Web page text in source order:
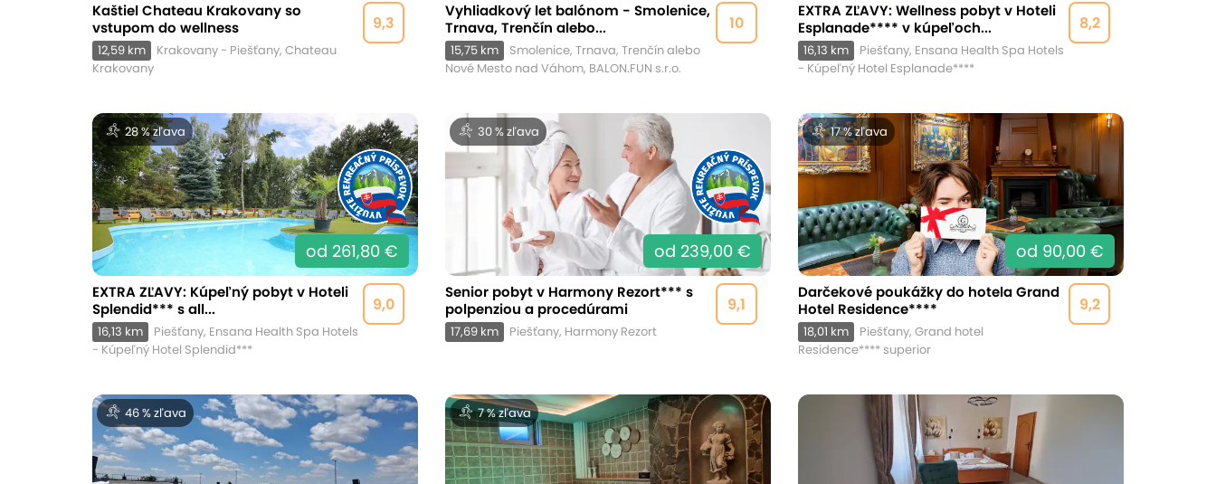
9,3
Kaštiel Chateau Krakovany so
vstupom do wellness
12,59 km
Krakovany - Piešťany, Chateau
Krakovany
10
Vyhliadkový let balónom - Smolenice,
Trnava, Trenčín alebo...
15,75 km
Smolenice, Trnava, Trenčín alebo
Nové Mesto nad Váhom, BALON.FUN s.r.o.
8,2
EXTRA ZĽAVY: Wellness pobyt v Hoteli
Esplanade**** v kúpeľoch...
16,13 km
Piešťany, Ensana Health Spa Hotels
- Kúpeľný Hotel Esplanade****
28 % zľava
od 261,80 €
9,0
EXTRA ZĽAVY: Kúpeľný pobyt v Hoteli
Splendid*** s all...
16,13 km
Piešťany, Ensana Health Spa Hotels
- Kúpeľný Hotel Splendid***
30 % zľava
od 239,00 €
9,1
Senior pobyt v Harmony Rezort*** s
polpenziou a procedúrami
17,69 km Piešťany, Harmony Rezort
17 % zľava
od 90,00 €
9,2
Darčekové poukážky do hotela Grand
Hotel Residence****
18,01 km
Piešťany, Grand hotel
Residence**** superior
46 % zľava 7 % zľava